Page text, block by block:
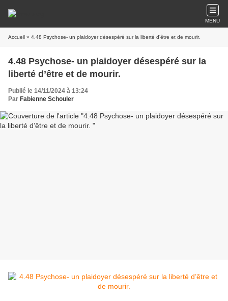
MENU
Accueil » 4.48 Psychose- un plaidoyer désespéré sur la liberté d’être et de mourir.
4.48 Psychose- un plaidoyer désespéré sur la
liberté d’être et de mourir.
Publié le 14/11/2024 à 13:24
Par Fabienne Schouler